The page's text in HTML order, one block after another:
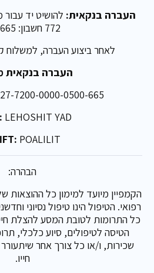
העברה בנקאית: להושיט יד
772 חשבון: 500665
לאחר ביצוע העברה, למשלוח
העברה בנקאית
7200-0000-0500-665
LEHOSHIT YAD
POALILIT
הבהרה:
הקמפיין מיועד למימון כל ההוצאות
רפואי. הטיפול הינו טיפול נסיוני
כל התרומות לטובת המסע להצלת
הטיסה לטיפולים, סיוע כלכלי,
שכירות, ו/או כל צורך אחר
חייו.